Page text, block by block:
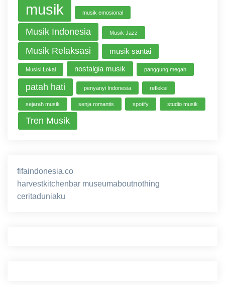
musik musik emosional
Musik Indonesia Musik Jazz
Musik Relaksasi musik santai
Musisi Lokal nostalgia musik panggung megah
patah hati penyanyi Indonesia refleksi
sejarah musik senja romantis spotify studio musik
Tren Musik
fifaindonesia.co
harvestkitchenbar museumaboutnothing
ceritaduniaku